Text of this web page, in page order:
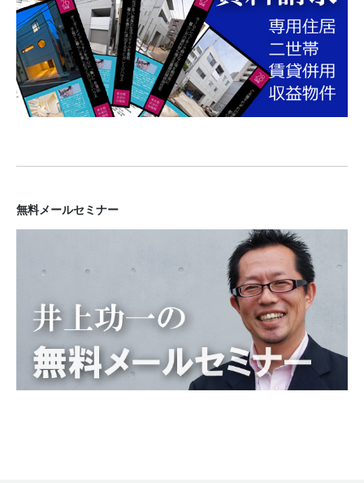
無料メールセミナー